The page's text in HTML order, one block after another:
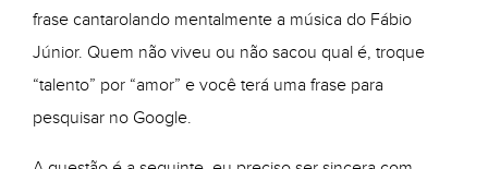
frase cantarolando mentalmente a música do Fábio
Júnior. Quem não viveu ou não sacou qual é, troque
“talento” por “amor” e você terá uma frase para
pesquisar no Google.